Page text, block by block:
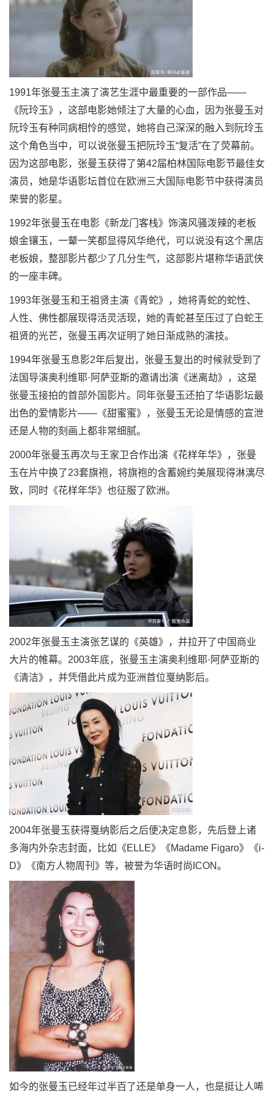
1991年张曼玉主演了演艺生涯中最重要的一部作品——
《阮玲玉》，这部电影她倾注了大量的心血，因为张曼玉对
阮玲玉有种同病相怜的感觉，她将自己深深的融入到阮玲玉
这个角色当中，可以说张曼玉把阮玲玉“复活”在了荧幕前。
因为这部电影，张曼玉获得了第42届柏林国际电影节最佳女
演员，她是华语影坛首位在欧洲三大国际电影节中获得演员
荣誉的影星。
1992年张曼玉在电影《新龙门客栈》饰演风骚泼辣的老板
娘金镶玉，一颦一笑都显得风华绝代，可以说没有这个黑店
老板娘，整部影片都少了几分生气，这部影片堪称华语武侠
的一座丰碑。
1993年张曼玉和王祖贤主演《青蛇》，她将青蛇的蛇性、
人性、佛性都展现得活灵活现，她的青蛇甚至压过了白蛇王
祖贤的光芒，张曼玉再次证明了她日渐成熟的演技。
1994年张曼玉息影2年后复出，张曼玉复出的时候就受到了
法国导演奥利维耶·阿萨亚斯的邀请出演《迷离劫》，这是
张曼玉接拍的首部外国影片。同年张曼玉还拍了华语影坛最
出色的爱情影片——《甜蜜蜜》，张曼玉无论是情感的宣泄
还是人物的刻画上都非常细腻。
2000年张曼玉再次与王家卫合作出演《花样年华》，张曼
玉在片中换了23套旗袍，将旗袍的含蓄婉约美展现得淋漓尽
致，同时《花样年华》也征服了欧洲。
2002年张曼玉主演张艺谋的《英雄》，并拉开了中国商业
大片的帷幕。2003年底，张曼玉主演奥利维耶·阿萨亚斯的
《清洁》，并凭借此片成为亚洲首位戛纳影后。
2004年张曼玉获得戛纳影后之后便决定息影，先后登上诸
多海内外杂志封面，比如《ELLE》《Madame Figaro》《i-
D》《南方人物周刊》等，被誉为华语时尚ICON。
如今的张曼玉已经年过半百了还是单身一人，也是挺让人唏